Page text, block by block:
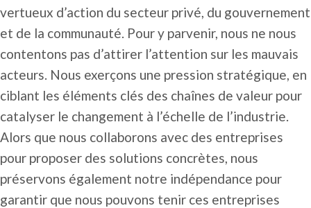
vertueux d’action du secteur privé, du gouvernement
et de la communauté. Pour y parvenir, nous ne nous
contentons pas d’attirer l’attention sur les mauvais
acteurs. Nous exerçons une pression stratégique, en
ciblant les éléments clés des chaînes de valeur pour
catalyser le changement à l’échelle de l’industrie.
Alors que nous collaborons avec des entreprises
pour proposer des solutions concrètes, nous
préservons également notre indépendance pour
garantir que nous pouvons tenir ces entreprises